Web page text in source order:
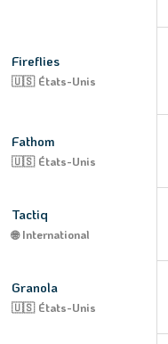
Fireflies
🇺🇸 États-Unis
Fathom
🇺🇸 États-Unis
Tactiq
🌐 International
Granola
🇺🇸 États-Unis